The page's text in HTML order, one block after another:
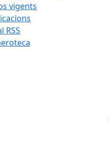
vigents
RSS